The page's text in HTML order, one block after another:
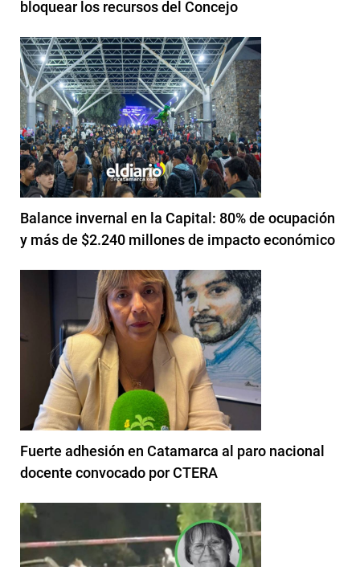
bloquear los recursos del Concejo
Balance invernal en la Capital: 80% de ocupación
y más de $2.240 millones de impacto económico
Fuerte adhesión en Catamarca al paro nacional
docente convocado por CTERA